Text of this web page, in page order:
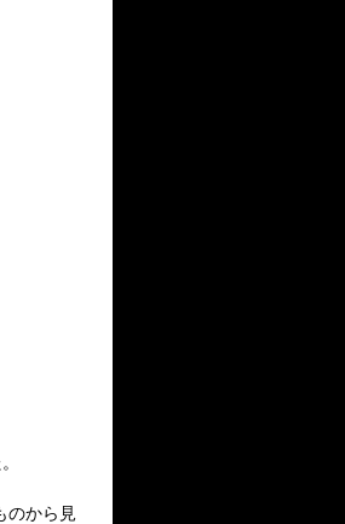
のから見